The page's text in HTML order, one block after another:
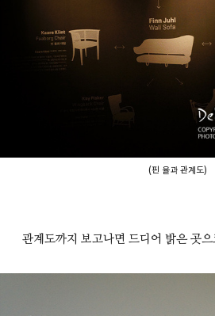
(핀 율과 관계도)
관계도까지 보고나면 드디어 밝은 곳